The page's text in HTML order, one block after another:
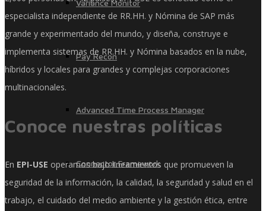
Variance Monitor
Pay Recon
Advanced Time Process Manager
Connector Framework
especialista independiente de RR.HH. y Nómina de SAP más
grande y experimentado del mundo, y diseña, construye e
implementa sistemas de RR.HH. y Nómina basados ​​en la nube,
híbridos y locales para grandes y complejas corporaciones
multinacionales.
Conoce nuestras políticas
En EPI-USE operamos bajo lineamientos que promueven la
seguridad de la información, la calidad, la seguridad y salud en el
trabajo, el cuidado del medio ambiente y la gestión ética, entre